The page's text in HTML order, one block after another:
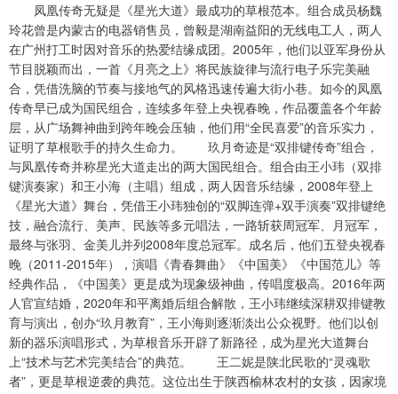
凤凰传奇无疑是《星光大道》最成功的草根范本。组合成员杨魏
玲花曾是内蒙古的电器销售员，曾毅是湖南益阳的无线电工人，两人
在广州打工时因对音乐的热爱结缘成团。2005年，他们以亚军身份从
节目脱颖而出，一首《月亮之上》将民族旋律与流行电子乐完美融
合，凭借洗脑的节奏与接地气的风格迅速传遍大街小巷。如今的凤凰
传奇早已成为国民组合，连续多年登上央视春晚，作品覆盖各个年龄
层，从广场舞神曲到跨年晚会压轴，他们用“全民喜爱”的音乐实力，
证明了草根歌手的持久生命力。 玖月奇迹是“双排键传奇”组合，
与凤凰传奇并称星光大道走出的两大国民组合。组合由王小玮（双排
键演奏家）和王小海（主唱）组成，两人因音乐结缘，2008年登上
《星光大道》舞台，凭借王小玮独创的“双脚连弹+双手演奏”双排键绝
技，融合流行、美声、民族等多元唱法，一路斩获周冠军、月冠军，
最终与张羽、金美儿并列2008年度总冠军。成名后，他们五登央视春
晚（2011-2015年），演唱《青春舞曲》《中国美》《中国范儿》等
经典作品，《中国美》更是成为现象级神曲，传唱度极高。2016年两
人官宣结婚，2020年和平离婚后组合解散，王小玮继续深耕双排键教
育与演出，创办“玖月教育”，王小海则逐渐淡出公众视野。他们以创
新的器乐演唱形式，为草根音乐开辟了新路径，成为星光大道舞台
上“技术与艺术完美结合”的典范。 王二妮是陕北民歌的“灵魂歌
者”，更是草根逆袭的典范。这位出生于陕西榆林农村的女孩，因家境